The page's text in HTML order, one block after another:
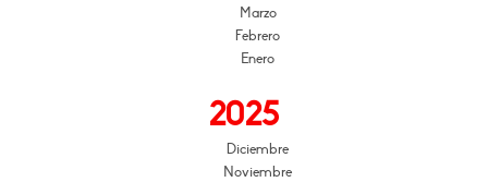
Marzo
Febrero
Enero
2025
Diciembre
Noviembre